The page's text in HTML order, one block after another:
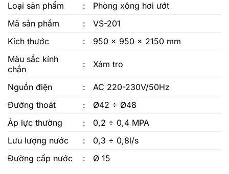
Loại sản phẩm :
Phòng xông hơi ướt
Mã sản phẩm
:
VS-201
Kích thước
:
950 x 950 x 2150 mm
Màu sắc kính
chắn
: Xám tro
Nguồn điện :
AC 220-230V/50Hz
Đường thoát
:
Ø42 ÷ Ø48
Áp lực thường
:
0,2 ÷ 0,4 MPA
Lưu lượng nước
:
0,3 ÷ 0,8l/s
Đường cấp nước
: Ø 15